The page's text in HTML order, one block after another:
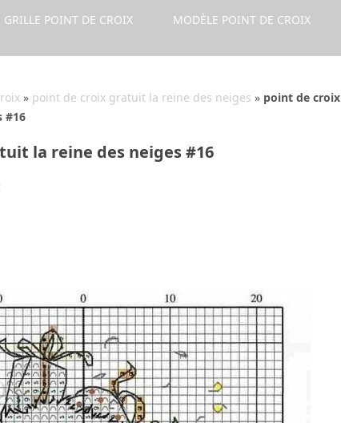
GRILLE POINT DE CROIX MODÈLE POINT DE CROIX
» point de croix gratuit la reine des neiges » point de croix
#16
la reine des neiges #16